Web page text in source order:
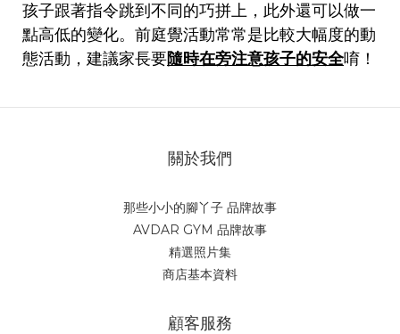
孩子跟著指令跳到不同的巧拼上，此外還可以做一
點高低的變化。前庭覺活動常常是比較大幅度的動
態活動，建議家長要隨時在旁注意孩子的安全唷！
關於我們
那些小小的腳丫子 品牌故事
AVDAR GYM 品牌故事
精選照片集
商店基本資料
顧客服務